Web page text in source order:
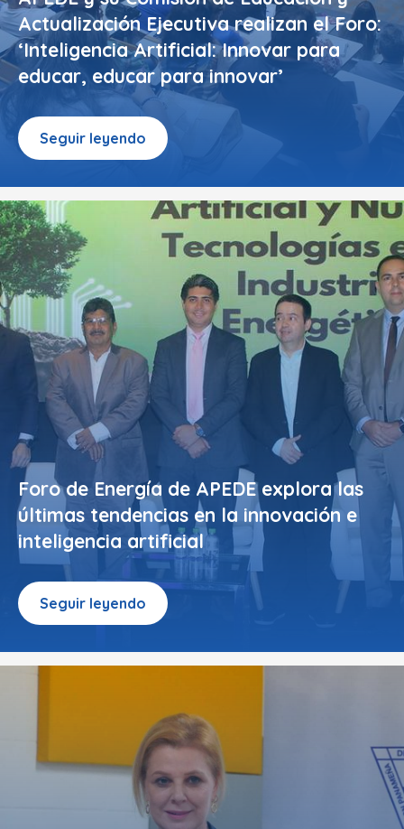
Actualización Ejecutiva realizan el Foro:
‘Inteligencia Artificial: Innovar para
educar, educar para innovar’
Seguir leyendo
Foro de Energía de APEDE explora las
últimas tendencias en la innovación e
inteligencia artificial
Seguir leyendo